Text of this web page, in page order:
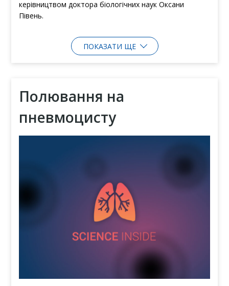
керівництвом доктора біологічних наук Оксани
Півень.
ПОКАЗАТИ ЩЕ
Полювання на
пневмоцисту